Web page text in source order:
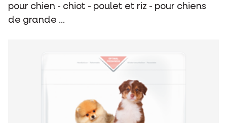
pour chien - chiot - poulet et riz - pour chiens
de grande ...